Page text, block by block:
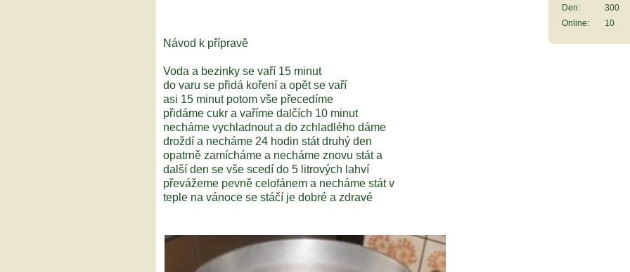
Návod k přípravě
Voda a bezinky se vaří 15 minut
do varu se přidá koření a opět se vaří
asi 15 minut potom vše přecedíme
přidáme cukr a vaříme dalčích 10 minut
necháme vychladnout a do zchladlého dáme
droždí a necháme 24 hodin stát druhý den
opatrně zamícháme a necháme znovu stát a
další den se vše scedí do 5 litrových lahví
převážeme pevně celofánem a necháme stát v
teple na vánoce se stáčí je dobré a zdravé
Online: 10
Den:
300